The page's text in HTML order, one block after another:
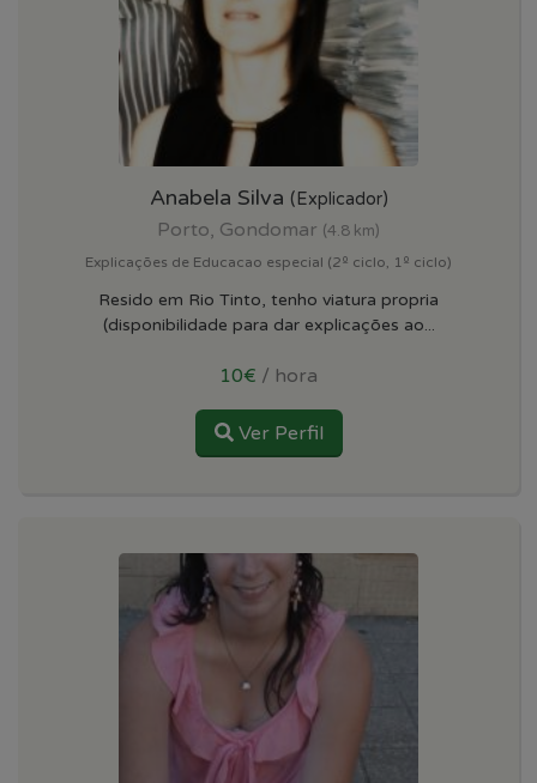
Anabela Silva (Explicador)
Porto, Gondomar (4.8 km)
Explicações de Educacao especial (2º ciclo, 1º ciclo)
Resido em Rio Tinto, tenho viatura propria
(disponibilidade para dar explicações ao...
10€ / hora
Ver Perfil